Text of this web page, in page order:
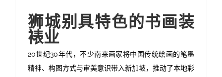
狮城别具特色的书画装
裱业
20世纪30年代，不少南来画家将中国传统绘画的笔墨
精神、构图方式与审美意识带入新加坡，推动了本地彩